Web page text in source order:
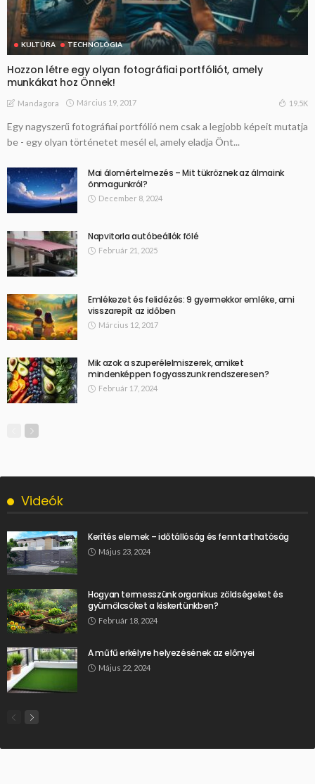
KULTÚRA TECHNOLÓGIA
Hozzon létre egy olyan fotográfiai portfóliót, amely
munkákat hoz Önnek!
Mandagora Március 19, 2017 19.5K
Egy nagyszerű fotográfiai portfólió nem csak a legjobb képeit mutatja
be - egy olyan történetet mesél el, amely eladja Önt...
Mai álomértelmezés – Mit tükröznek az álmaink
önmagunkról?
December 8, 2024
Napvitorla autóbeállók fölé
Február 21, 2025
Emlékezet és felidézés: 9 gyermekkor emléke, ami
visszarepít az időben
Március 12, 2017
Mik azok a szuperélelmiszerek, amiket
mindenképpen fogyasszunk rendszeresen?
Február 17, 2024
Videók
Kerítés elemek – időtállóság és fenntarthatóság
Május 23, 2024
Hogyan termesszünk organikus zöldségeket és
gyümölcsöket a kiskertünkben?
Február 18, 2024
A műfű erkélyre helyezésének az előnyei
Május 22, 2024